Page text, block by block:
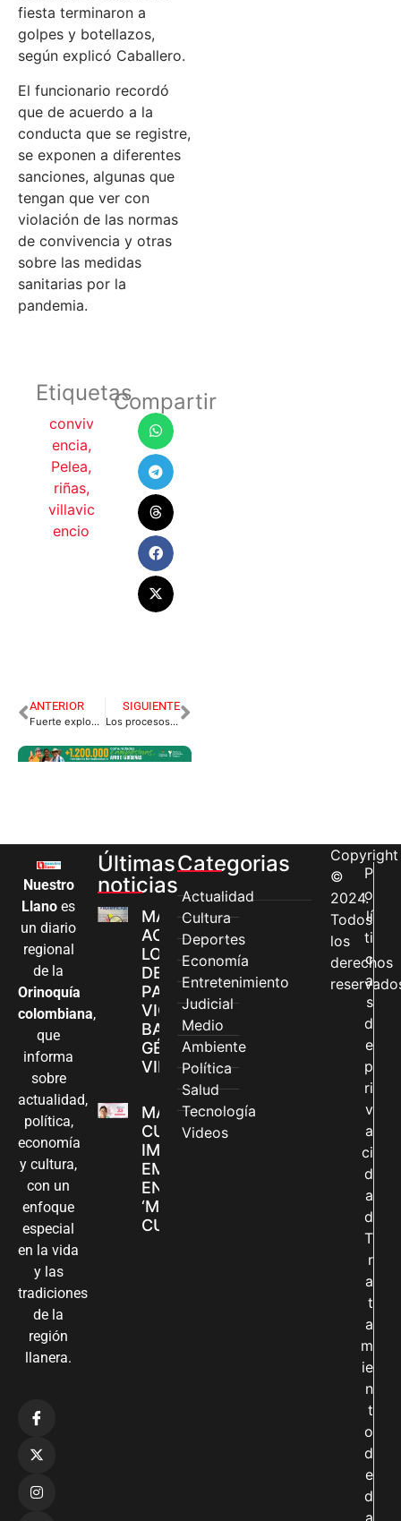
fiesta terminaron a
golpes y botellazos,
según explicó Caballero.
El funcionario recordó
que de acuerdo a la
conducta que se registre,
se exponen a diferentes
sanciones, algunas que
tengan que ver con
violación de las normas
de convivencia y otras
sobre las medidas
sanitarias por la
pandemia.
Etiquetas
conviv
encia,
Pelea,
riñas,
villavic
encio
Compartir
ANTERIOR
Fuerte explosión dejó gravemente heridos a 2 soldados en Guaviare
SIGUIENTE
Los procesos coactivos son cosa del pasado
Nuestro
Llano es
un diario
regional
de la
Orinoquía
colombiana,
que
informa
sobre
actualidad,
política,
economía
y cultura,
con un
enfoque
especial
en la vida
y las
tradiciones
de la
región
llanera.
Últimas
noticias
MÁS MUJERES
ACCEDEN A
LOS CANALES
DE ATENCIÓN
PARA
VIOLENCIAS
BASADAS EN
GÉNERO EN
VILLAVICENCIO
MADRES
CUIDADORAS
IMPULSAN SUS
EMPRENDIMIENTOS
EN LA FERIA
‘MANOS QUE
CUIDAN Y CREAN’
Categorias
Actualidad
Cultura
Deportes
Economía
Entretenimiento
Judicial
Medio
Ambiente
Política
Salud
Tecnología
Videos
Copyright
©
2024.
Todos
los
derechos
P
o
lí
ti
c
a
s
d
e
p
ri
v
a
ci
d
a
d
T
r
a
t
a
m
ie
n
t
o
d
e
d
a